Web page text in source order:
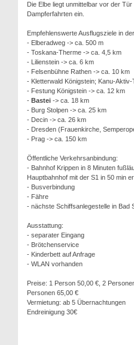
Die Elbe liegt unmittelbar vor der
Dampferfahrten ein.
Empfehlenswerte Ausflugsziele in
- Elberadweg -> ca. 500 m
- Toskana-Therme -> ca. 4,5 km
- Lilienstein -> ca. 6 km
- Felsenbühne Rathen -> ca. 10 km
- Kletterwald Königstein; Kanu-
- Festung Königstein -> ca. 12 km
- Bastei -> ca. 18 km
- Burg Stolpen -> ca. 25 km
- Decin -> ca. 26 km
- Dresden (Frauenkirche,
- Prag -> ca. 150 km
Öffentliche Verkehrsanbindung:
- Bahnhof Krippen in 8 Minuten
Hauptbahnhof mit der S1 in 50 min
- Busverbindung
- Fähre
- nächste Schiffsanlegestelle in Bad
Ausstattung:
- separater Eingang
- Brötchenservice
- Kinderbett auf Anfrage
- WLAN vorhanden
Preise: 1 Person 50,00 €, 2
Personen 65,00 €
Vermietung: ab 5 Übernachtungen
Endreinigung 30€